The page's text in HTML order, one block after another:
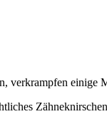
verkrampfen einige